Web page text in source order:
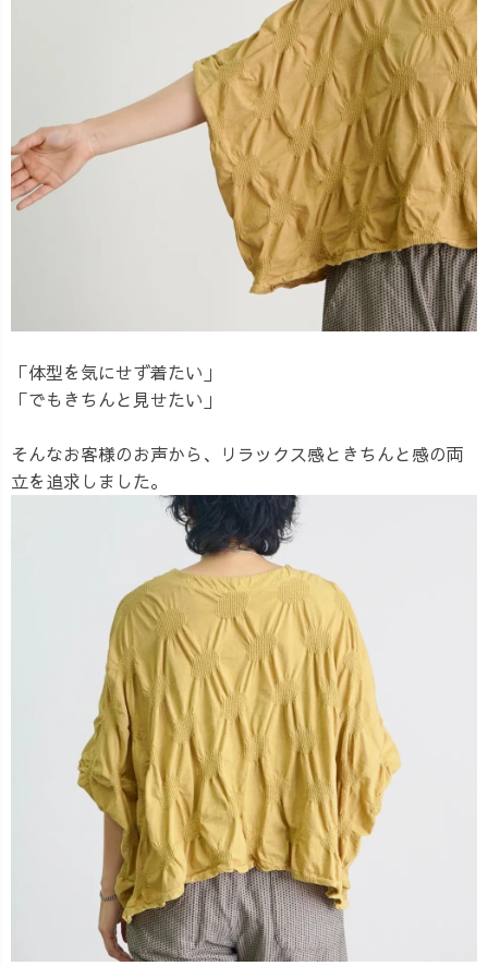
「体型を気にせず着たい」
「でもきちんと見せたい」
そんなお客様のお声から、リラックス感ときちんと感の両
立を追求しました。